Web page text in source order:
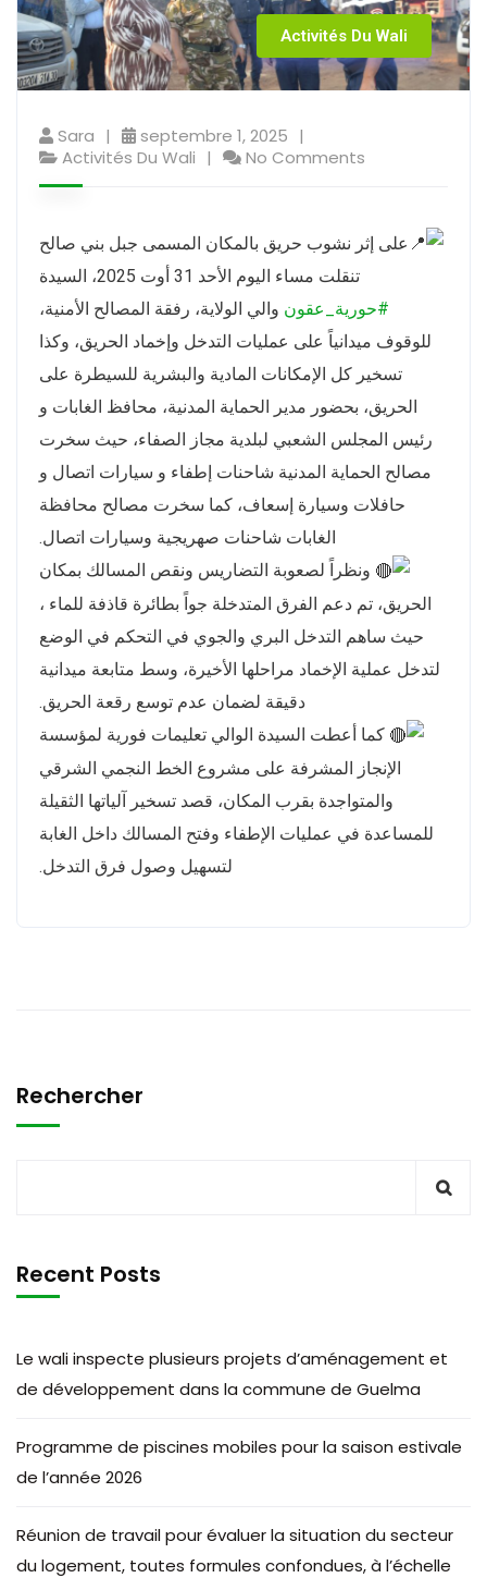
Activités Du Wali
Sara
septembre 1, 2025
Activités Du Wali
No Comments
على إثر نشوب حريق بالمكان المسمى جبل بني صالح
تنقلت مساء اليوم الأحد 31 أوت 2025، السيدة
#حورية_عقون والي الولاية، رفقة المصالح الأمنية،
للوقوف ميدانياً على عمليات التدخل وإخماد الحريق، وكذا
تسخير كل الإمكانات المادية والبشرية للسيطرة على
الحريق، بحضور مدير الحماية المدنية، محافظ الغابات و
رئيس المجلس الشعبي لبلدية مجاز الصفاء، حيث سخرت
مصالح الحماية المدنية شاحنات إطفاء و سيارات اتصال و
حافلات وسيارة إسعاف، كما سخرت مصالح محافظة
الغابات شاحنات صهريجية وسيارات اتصال.
ونظراً لصعوبة التضاريس ونقص المسالك بمكان
الحريق، تم دعم الفرق المتدخلة جواً بطائرة قاذفة للماء ،
حيث ساهم التدخل البري والجوي في التحكم في الوضع
لتدخل عملية الإخماد مراحلها الأخيرة، وسط متابعة ميدانية
دقيقة لضمان عدم توسع رقعة الحريق.
كما أعطت السيدة الوالي تعليمات فورية لمؤسسة
الإنجاز المشرفة على مشروع الخط النجمي الشرقي
والمتواجدة بقرب المكان، قصد تسخير آلياتها الثقيلة
للمساعدة في عمليات الإطفاء وفتح المسالك داخل الغابة
لتسهيل وصول فرق التدخل.
Rechercher
Recent Posts
Le wali inspecte plusieurs projets d’aménagement et
de développement dans la commune de Guelma
Programme de piscines mobiles pour la saison estivale
de l’année 2026
Réunion de travail pour évaluer la situation du secteur
du logement, toutes formules confondues, à l’échelle